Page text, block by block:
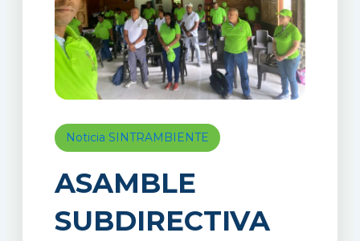
Noticia SINTRAMBIENTE
ASAMBLE
SUBDIRECTIVA